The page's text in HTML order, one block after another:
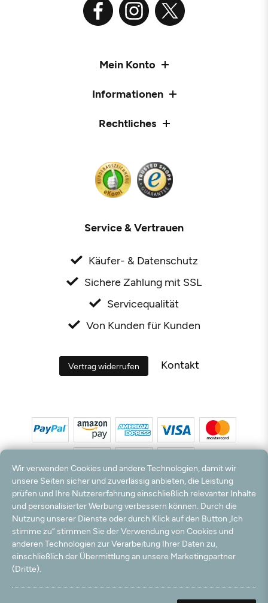
Mein Konto
Informationen
Rechtliches
Service & Vertrauen
Käufer- & Datenschutz
Sichere Zahlung mit SSL
Servicequalität
Von Kunden für Kunden
Vertrag widerrufen Kontakt
*Alle Preise inkl. MwSt. und zzgl. Versandkosten. **Kostenloser Versand und Rückversand
nur innerhalb Deutschlands und Österreichs.
Hinweis:Wir nutzen Ihre E-Mail Adresse für werbliche Zwecke, die jederzeit widerrufen
werden können. Ihre Daten werden nicht an Dritte weitergegeben.
© 2003 - 2026 Teppichversand24 GmbH / Alle Rechte vorbehalten. powered by
createyourtemplate
Wir verwenden Cookies und andere Technologien, damit wir
unsere Seiten sicher und zuverlässig anbieten, die Leistung
prüfen und Ihre Nutzererfahrung einschließlich relevanter Inhalte
und personalisierter Werbung verbessern können. Durch die
Nutzung unserer Dienste oder durch Klick auf den Button „Ich
stimme zu“ stimmen Sie der Verwendung von Cookies und
anderen Technologien zur Verarbeitung Ihrer Daten zu,
einschließlich der Übermittlung an unsere Marketingpartner
(Dritte).